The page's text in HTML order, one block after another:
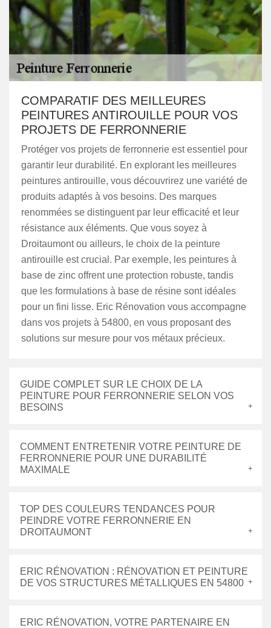
COMPARATIF DES MEILLEURES
PEINTURES ANTIROUILLE POUR VOS
PROJETS DE FERRONNERIE
Protéger vos projets de ferronnerie est essentiel pour
garantir leur durabilité. En explorant les meilleures
peintures antirouille, vous découvrirez une variété de
produits adaptés à vos besoins. Des marques
renommées se distinguent par leur efficacité et leur
résistance aux éléments. Que vous soyez à
Droitaumont ou ailleurs, le choix de la peinture
antirouille est crucial. Par exemple, les peintures à
base de zinc offrent une protection robuste, tandis
que les formulations à base de résine sont idéales
pour un fini lisse. Eric Rénovation vous accompagne
dans vos projets à 54800, en vous proposant des
solutions sur mesure pour vos métaux précieux.
GUIDE COMPLET SUR LE CHOIX DE LA
PEINTURE POUR FERRONNERIE SELON VOS
BESOINS
COMMENT ENTRETENIR VOTRE PEINTURE DE
FERRONNERIE POUR UNE DURABILITÉ
MAXIMALE
TOP DES COULEURS TENDANCES POUR
PEINDRE VOTRE FERRONNERIE EN
DROITAUMONT
ERIC RÉNOVATION : RÉNOVATION ET PEINTURE
DE VOS STRUCTURES MÉTALLIQUES EN 54800
ERIC RÉNOVATION, VOTRE PARTENAIRE EN